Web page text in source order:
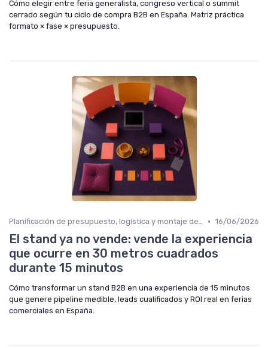
Cómo elegir entre feria generalista, congreso vertical o summit
cerrado según tu ciclo de compra B2B en España. Matriz práctica
formato × fase × presupuesto.
Planificación de presupuesto, logística y montaje de stand • 16/06/2026
El stand ya no vende: vende la experiencia
que ocurre en 30 metros cuadrados
durante 15 minutos
Cómo transformar un stand B2B en una experiencia de 15 minutos
que genere pipeline medible, leads cualificados y ROI real en ferias
comerciales en España.